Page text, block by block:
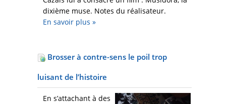
dixième muse. Notes du réalisateur.
En savoir plus »
Brosser à contre-sens le poil trop
luisant de l’histoire
En s’attachant à des